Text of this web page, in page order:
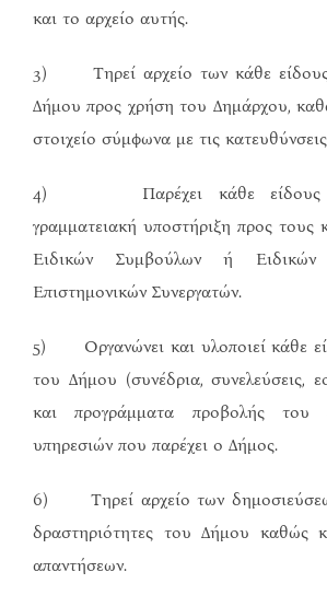
και το αρχείο αυτής.
3) Τηρεί αρχείο των κάθε
Δήμου προς χρήση του Δημάρχου,
στοιχείο σύμφωνα με τις
4) Παρέχει κάθε είδους
γραμματειακή υποστήριξη προς τους
Ειδικών Συμβούλων ή
Επιστημονικών Συνεργατών.
5) Οργανώνει και υλοποιεί κάθε
του Δήμου (συνέδρια, συνελεύσεις,
και προγράμματα προβολής
υπηρεσιών που παρέχει ο Δήμος.
6) Τηρεί αρχείο των
δραστηριότητες του Δήμου καθώς
απαντήσεων.